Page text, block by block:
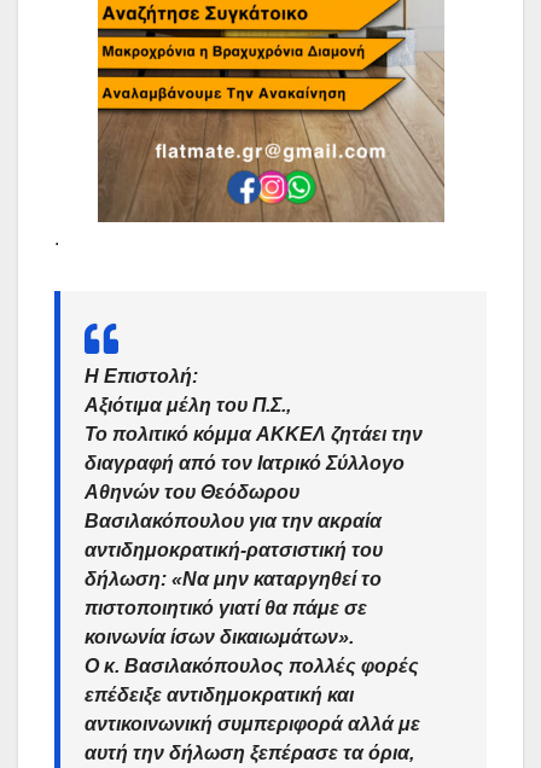
.
Η Επιστολή:
Αξιότιμα μέλη του Π.Σ.,
Το πολιτικό κόμμαΑΚΚΕΛ ζητάει την
διαγραφή από τον Ιατρικό Σύλλογο
Αθηνών του Θεόδωρου
Βασιλακόπουλου για την ακραία
αντιδημοκρατική-ρατσιστική του
δήλωση: «Να μην καταργηθεί το
πιστοποιητικό γιατί θα πάμε σε
κοινωνία ίσων δικαιωμάτων».
Ο κ. Βασιλακόπουλος πολλές φορές
επέδειξε αντιδημοκρατική και
αντικοινωνική συμπεριφορά αλλά με
αυτή την δήλωση ξεπέρασε τα όρια,